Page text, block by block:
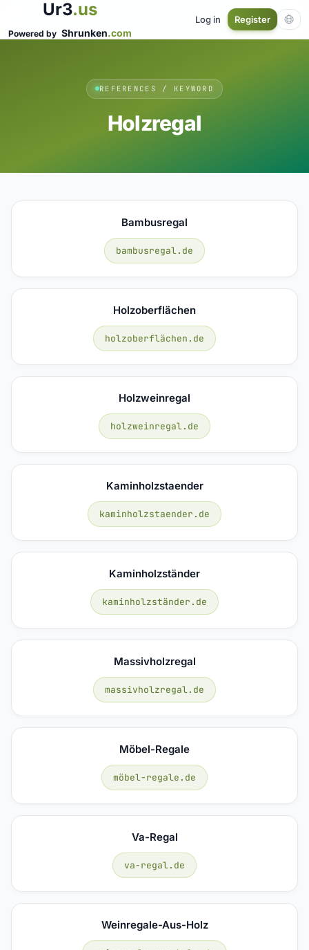
Ur3.us
Powered by Shrunken.com
Log in Register
REFERENCES / KEYWORD
Holzregal
Bambusregal
bambusregal.de
Holzoberflächen
holzoberflächen.de
Holzweinregal
holzweinregal.de
Kaminholzstaender
kaminholzstaender.de
Kaminholzständer
kaminholzständer.de
Massivholzregal
massivholzregal.de
Möbel-Regale
möbel-regale.de
Va-Regal
va-regal.de
Weinregale-Aus-Holz